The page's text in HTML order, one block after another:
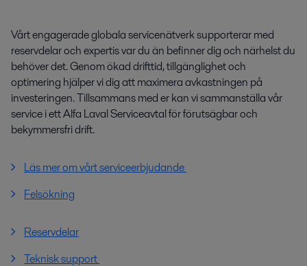
Vårt engagerade globala servicenätverk supporterar med
reservdelar och expertis var du än befinner dig och närhelst du
behöver det. Genom ökad drifttid, tillgänglighet och
optimering hjälper vi dig att maximera avkastningen på
investeringen. Tillsammans med er kan vi sammanställa vår
service i ett Alfa Laval Serviceavtal för förutsägbar och
bekymmersfri drift.
Läs mer om vårt serviceerbjudande
Felsökning
Reservdelar
Teknisk support